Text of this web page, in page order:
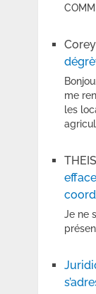
Corey
me
les
Je ne